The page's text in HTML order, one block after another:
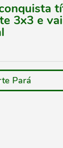
3x3 e
Pará